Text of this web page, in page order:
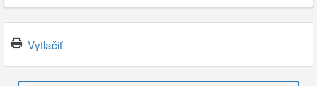
Vytlačiť